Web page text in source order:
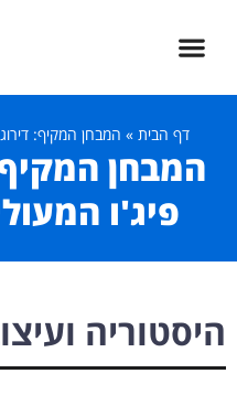
דף הבית » המבחן המקיף: דירוג 10 דגמי פיג'ו המעולים
פיג'ו
היסטוריה